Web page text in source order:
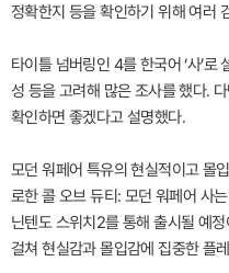
정확한지 등을 확인하기 위해 여러
타이틀 넘버링인 4를 한국어 ‘사’
성 등을 고려해 많은 조사를 했다.
확인하면 좋겠다고 설명했다.
모던 워페어 특유의 현실적이고 몰
로한 콜 오브 듀티: 모던 워페어 사
닌텐도 스위치2를 통해 출시될 예
걸쳐 현실감과 몰입감에 집중한 플